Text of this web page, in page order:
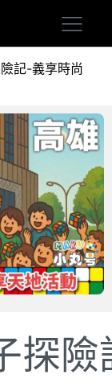
記-義享時尚
探